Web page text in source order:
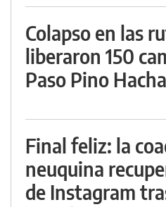
Colapso en las
liberaron 150
Paso Pino
Final feliz: la
neuquina
de Instagram